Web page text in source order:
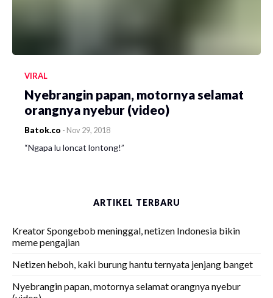
VIRAL
Nyebrangin papan, motornya selamat
orangnya nyebur (video)
Batok.co - Nov 29, 2018
“Ngapa lu loncat lontong!”
ARTIKEL TERBARU
Kreator Spongebob meninggal, netizen Indonesia bikin
meme pengajian
Netizen heboh, kaki burung hantu ternyata jenjang banget
Nyebrangin papan, motornya selamat orangnya nyebur